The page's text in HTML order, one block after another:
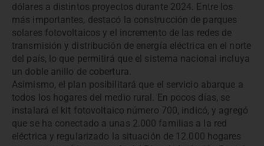
dólares a distintos proyectos durante 2024. Entre los
más importantes, destacó la construcción de parques
solares fotovoltaicos y el incremento de las redes de
transmisión y distribución de energía eléctrica en el norte
del país, lo que permitirá que el sistema nacional incluya
un doble anillo de cobertura.
Asimismo, el plan posibilitará que el servicio abarque a
todos los hogares del medio rural. En pocos días, se
instalará el kit fotovoltaico número 700, indicó, y agregó
que se ha conectado a unas 2.000 familias a la red
eléctrica y regularizado la situación de 12.000 hogares